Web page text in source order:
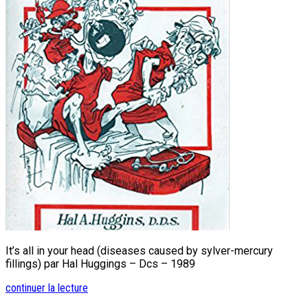
It’s all in your head (diseases caused by sylver-mercury
fillings) par Hal Huggings – Dcs – 1989
continuer la lecture